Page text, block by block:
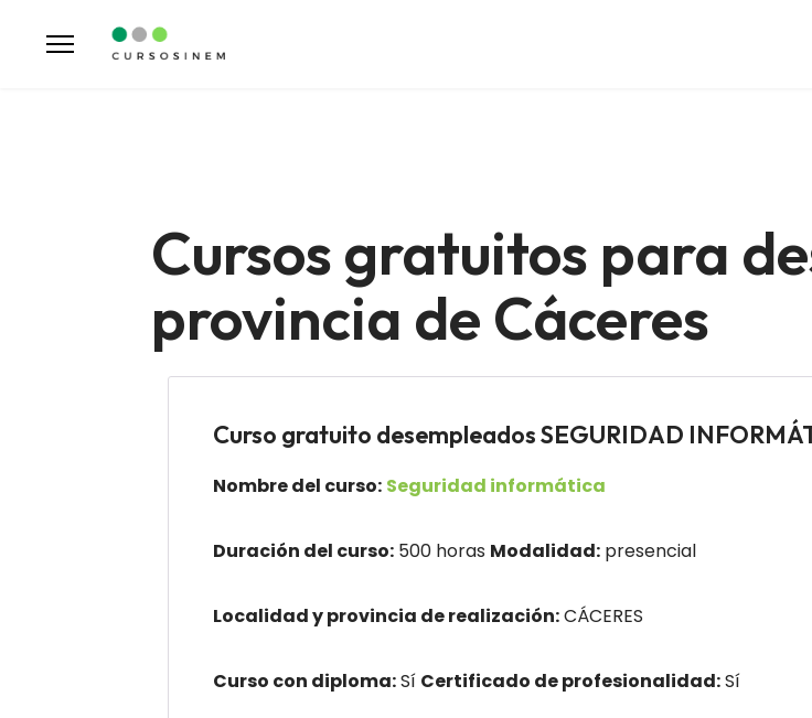
Cursos gratuitos para
provincia de Cáceres
Curso gratuito desempleados SEGURIDAD
Nombre del curso: Seguridad informática
Duración del curso: 500 horas Modalidad: presencial
Localidad y provincia de realización:CÁCERES
Curso con diploma:Sí Certificado de profesionalidad:Sí